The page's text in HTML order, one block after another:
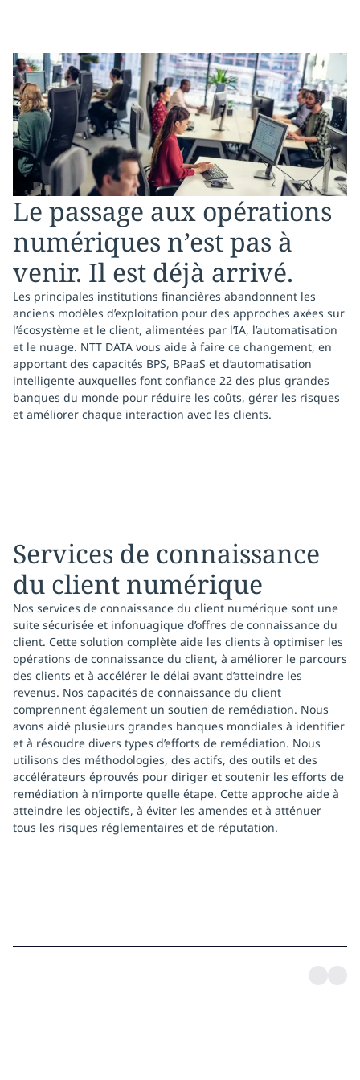
Le passage aux opérations
numériques n’est pas à
venir. Il est déjà arrivé.
Les principales institutions financières abandonnent les
anciens modèles d’exploitation pour des approches axées sur
l’écosystème et le client, alimentées par l’IA, l’automatisation
et le nuage. NTT DATA vous aide à faire ce changement, en
apportant des capacités BPS, BPaaS et d’automatisation
intelligente auxquelles font confiance 22 des plus grandes
banques du monde pour réduire les coûts, gérer les risques
et améliorer chaque interaction avec les clients.
Services de connaissance
du client numérique
Nos services de connaissance du client numérique sont une
suite sécurisée et infonuagique d’offres de connaissance du
client. Cette solution complète aide les clients à optimiser les
opérations de connaissance du client, à améliorer le parcours
des clients et à accélérer le délai avant d’atteindre les
revenus. Nos capacités de connaissance du client
comprennent également un soutien de remédiation. Nous
avons aidé plusieurs grandes banques mondiales à identifier
et à résoudre divers types d’efforts de remédiation. Nous
utilisons des méthodologies, des actifs, des outils et des
accélérateurs éprouvés pour diriger et soutenir les efforts de
remédiation à n’importe quelle étape. Cette approche aide à
atteindre les objectifs, à éviter les amendes et à atténuer
tous les risques réglementaires et de réputation.